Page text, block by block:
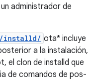
administrador de
installd/ ota* incluye
a la instalación,
el clon de installd que
de comandos de pos-